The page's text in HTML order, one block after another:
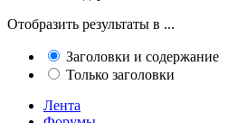
Отобразить результаты в ...
Заголовки и содержание
Только заголовки
Лента